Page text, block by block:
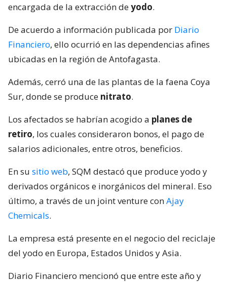
encargada de la extracción deyodo.
De acuerdo a información publicada por Diario
Financiero, ello ocurrió en las dependencias afines
ubicadas en la región de Antofagasta.
Además, cerró una de las plantas de la faena Coya
Sur, donde se produce nitrato.
Los afectados se habrían acogido a planes de
retiro, los cuales consideraron bonos, el pago de
salarios adicionales, entre otros, beneficios.
En su sitio web, SQM destacó que produce yodo y
derivados orgánicos e inorgánicos del mineral. Eso
último, a través de un joint venture conAjay
Chemicals.
La empresa está presente en el negocio del reciclaje
del yodo en Europa, Estados Unidos y Asia.
Diario Financiero mencionó que entre este año y